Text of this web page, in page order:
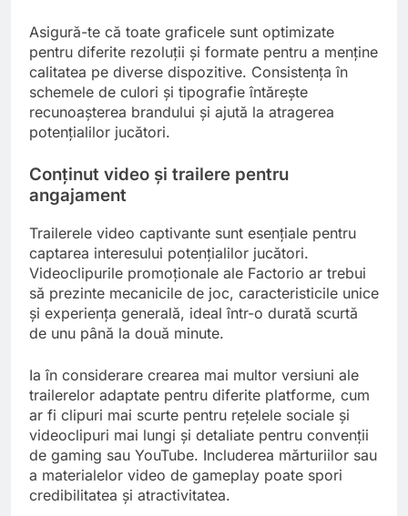
Asigură-te că toate graficele sunt optimizate
pentru diferite rezoluții și formate pentru a menține
calitatea pe diverse dispozitive. Consistența în
schemele de culori și tipografie întărește
recunoașterea brandului și ajută la atragerea
potențialilor jucători.
Conținut video și trailere pentru
angajament
Trailerele video captivante sunt esențiale pentru
captarea interesului potențialilor jucători.
Videoclipurile promoționale ale Factorio ar trebui
să prezinte mecanicile de joc, caracteristicile unice
și experiența generală, ideal într-o durată scurtă
de unu până la două minute.
Ia în considerare crearea mai multor versiuni ale
trailerelor adaptate pentru diferite platforme, cum
ar fi clipuri mai scurte pentru rețelele sociale și
videoclipuri mai lungi și detaliate pentru convenții
de gaming sau YouTube. Includerea mărturiilor sau
a materialelor video de gameplay poate spori
credibilitatea și atractivitatea.